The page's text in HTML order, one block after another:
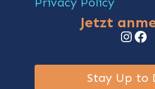
Jetzt
Stay Up to